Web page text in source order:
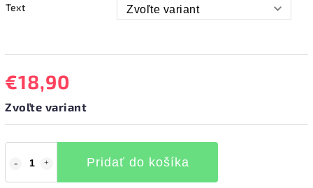
Text
€18,90
Zvoľte variant
Pridať do košíka